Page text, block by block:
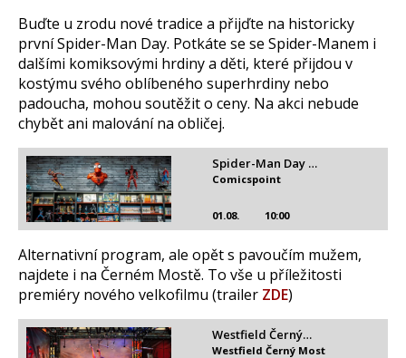
Buďte u zrodu nové tradice a přijďte na historicky
první Spider-Man Day. Potkáte se se Spider-Manem i
dalšími komiksovými hrdiny a děti, které přijdou v
kostýmu svého oblíbeného superhrdiny nebo
padoucha, mohou soutěžit o ceny. Na akci nebude
chybět ani malování na obličej.
Spider-Man Day …
01.08. 10:00
Comicspoint
Alternativní program, ale opět s pavoučím mužem,
najdete i na Černém Mostě. To vše u příležitosti
premiéry nového velkofilmu (trailer ZDE)
Westfield Černý…
Westfield Černý Most